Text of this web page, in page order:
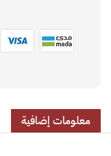
معلومات إضافية